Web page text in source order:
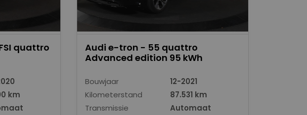
quattro
km
Audi e-tron - 55 quattro
Advanced edition 95 kWh
Bouwjaar
12-2021
Kilometerstand
87.531 km
Transmissie
Automaat